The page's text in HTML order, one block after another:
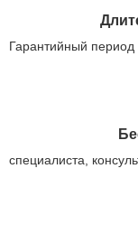
Гарантийный период
специалиста,